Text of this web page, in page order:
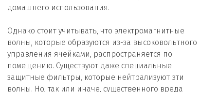
домашнего использования.
Однако стоит учитывать, что электромагнитные
волны, которые образуются из-за высоковольтного
управления ячейками, распространяется по
помещению. Существуют даже специальные
защитные фильтры, которые нейтрализуют эти
волны. Но, так или иначе, существенного вреда